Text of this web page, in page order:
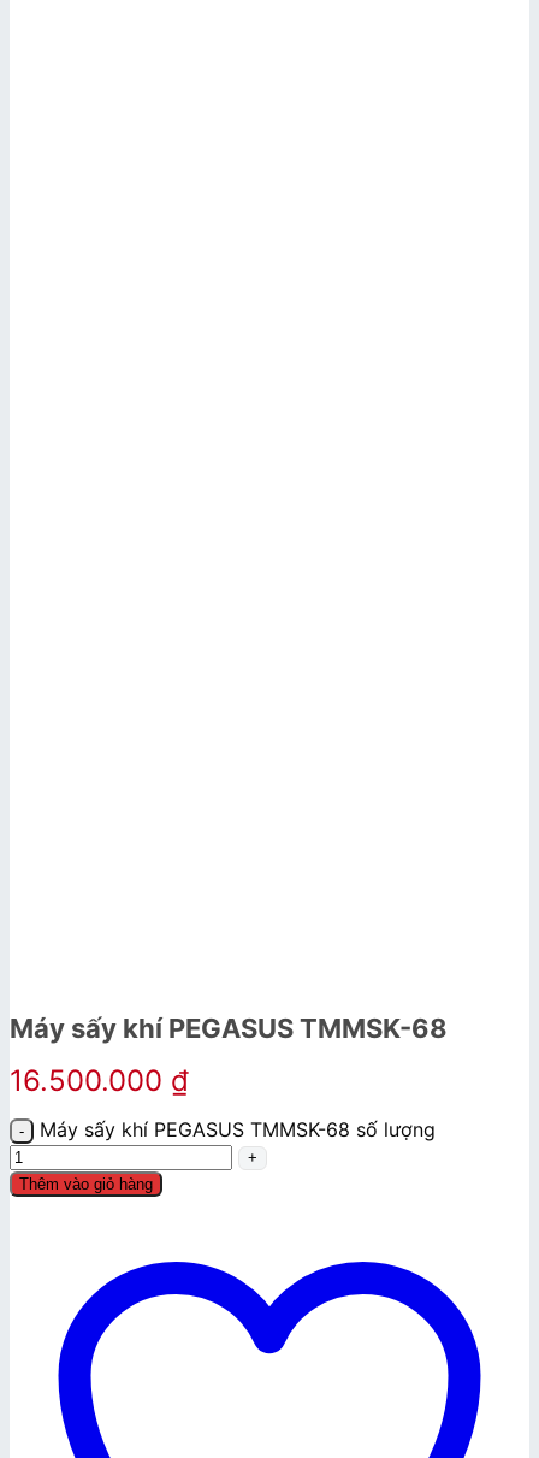
Máy sấy khí PEGASUS TMMSK-68
16.500.000 ₫
Máy sấy khí PEGASUS TMMSK-68 số lượng
Thêm vào giỏ hàng